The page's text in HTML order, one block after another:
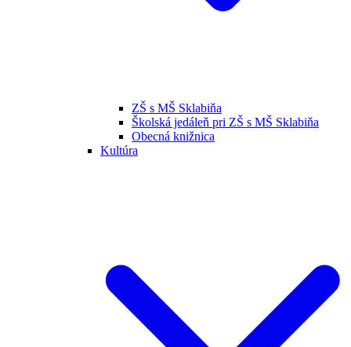
ZŠ s MŠ Sklabiňa
Školská jedáleň pri ZŠ s MŠ Sklabiňa
Obecná knižnica
Kultúra